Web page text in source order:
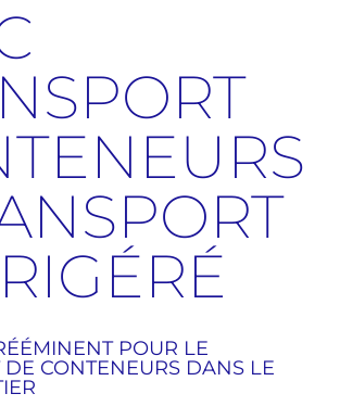
POUR LE
DE CONTENEURS DANS LE